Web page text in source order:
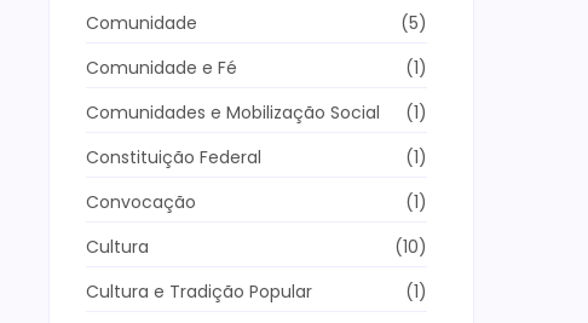
Comunidade
(5)
Comunidade e Fé
(1)
Comunidades e Mobilização Social
(1)
Constituição Federal
(1)
Convocação
(1)
Cultura
(10)
Cultura e Tradição Popular
(1)